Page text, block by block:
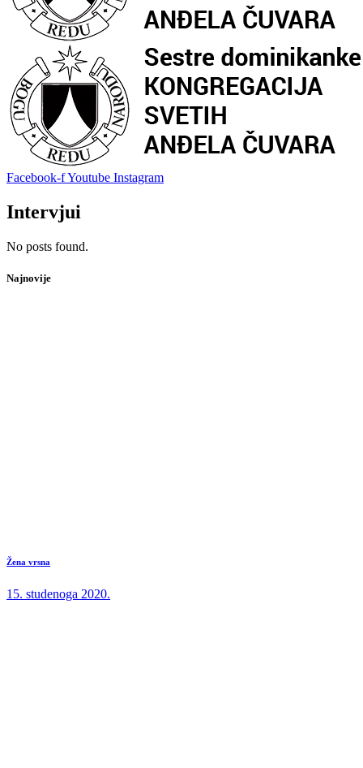
Facebook-fYoutube Instagram
Intervjui
No posts found.
Najnovije
Žena vrsna
15. studenoga 2020.